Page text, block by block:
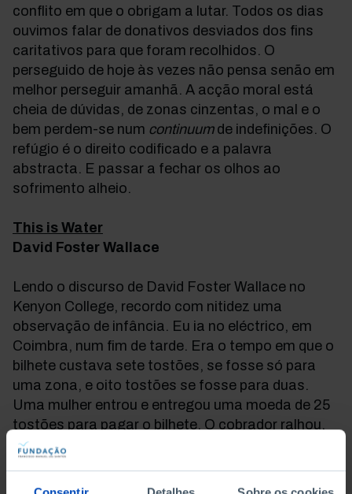
conflito em que o obrigam a lutar. Todos os dias
ouvimos falar de donativos desviados dos fins
caritativos para que foram recolhidos. O
perseguido de hoje às vezes não pensa senão em
melhor perseguir amanhã. A acção moral está
cheia de dúvidas, de zonas cinzentas, o mal e o
bem perdem-se num continuumde indefinições. O
refúgio é o direito codificado e a palavra
abstracta. E passar a fechar os olhos ao
sofrimento alheio.
This is Water
David Foster Wallace
Lendo o discurso de David Foster Wallace no
Kenyon College, recordo com nitidez uma
observação de infância. Eu ia no eléctrico, em
Coimbra, num fim de tarde. Era o tempo em que o
bilhete custava sete tostões, se fosse só para
uma zona, e oito tostões se fosse para duas.
Uma mulher entrou e entregou uma moeda de 25
tostões para pagar o bilhete. O cobrador ralhou,
resmungando que não tinha troco. A mulher ficou
Sendo pequeno, fiquei impressionado com o